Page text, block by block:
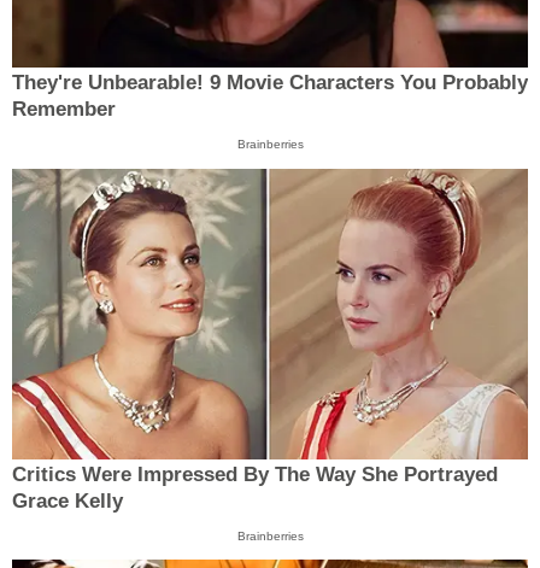
They're Unbearable! 9 Movie Characters You Probably
Remember
Brainberries
Critics Were Impressed By The Way She Portrayed
Grace Kelly
Brainberries